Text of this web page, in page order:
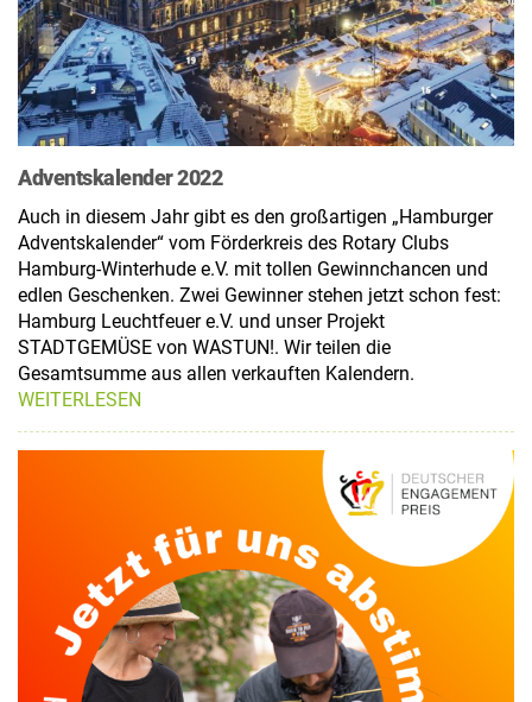
Adventskalender 2022
Auch in diesem Jahr gibt es den großartigen „Hamburger
Adventskalender“ vom Förderkreis des Rotary Clubs
Hamburg-Winterhude e.V. mit tollen Gewinnchancen und
edlen Geschenken. Zwei Gewinner stehen jetzt schon fest:
Hamburg Leuchtfeuer e.V. und unser Projekt
STADTGEMÜSE von WASTUN!. Wir teilen die
Gesamtsumme aus allen verkauften Kalendern.
WEITERLESEN